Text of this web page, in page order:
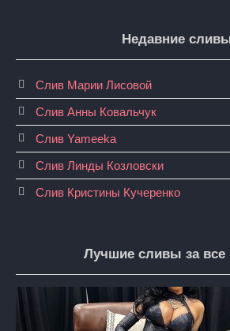
Недавние
Слив Марии Лисовой
Слив Анны Ковальчук
Слив Yameeka
Слив Линды Козловски
Слив Кристины Кучеренко
Лучшие сливы за все